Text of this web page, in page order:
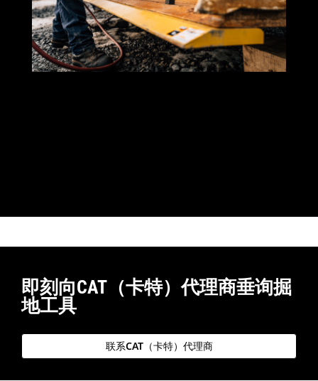
即刻向CAT（卡特）代理商垂询掘
地工具
联系CAT（卡特）代理商